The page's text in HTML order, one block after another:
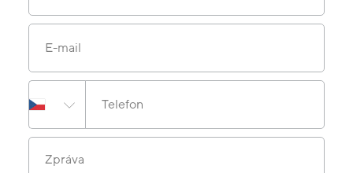
E-mail
Telefon
Zpráva